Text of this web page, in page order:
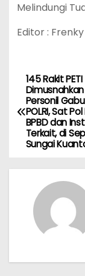
Melindungi
Editor :
P
o
s
i
145 Rakit PETI
Personil
POLRI, Sat
BPBD dan
Terkait, di
Sungai